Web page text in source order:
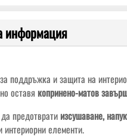
информация
поддръжка и защита на
оставя копринено-матов
предотврати изсушаване,
интериорни елементи.